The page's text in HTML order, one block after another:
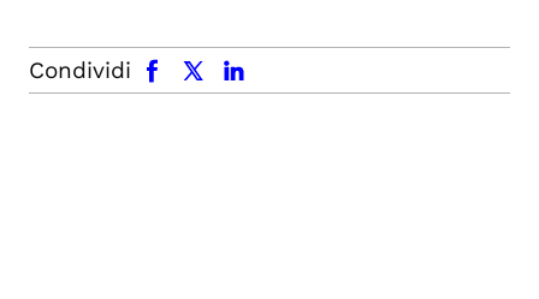
Condividi
facebook x.com linkedin